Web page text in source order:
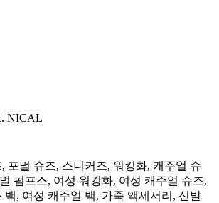
NICAL
포멀 슈즈, 스니커즈, 워킹화, 캐주얼 슈
펌프스, 여성 워킹화, 여성 캐주얼 슈즈,
백, 여성 캐주얼 백, 가죽 액세서리, 신발